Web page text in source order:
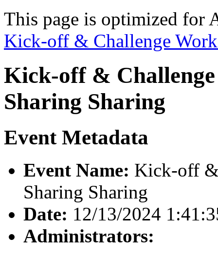
This page is optimized for
Kick-off & Challenge
Kick-off &
Sharing Sharing
Event Metadata
Event Name: Kick-off &
Sharing Sharing
Date: 12/13/2024
Administrators: